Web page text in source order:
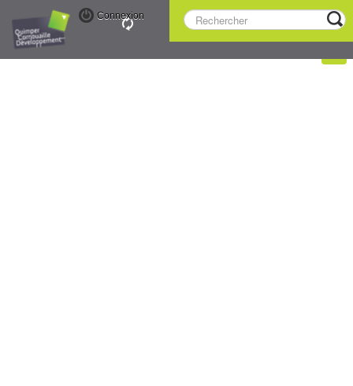
Observatoire des ZAE de Cornouaille - Édition 2019
Connexion